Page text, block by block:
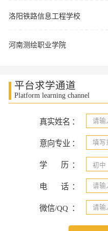
洛阳铁路信息工程学校
河南测绘职业学院
平台求学通道
Platform learning channel
真实姓名 ：
意向专业 ：
学 历 ：
电 话 ：
微信/QQ ：